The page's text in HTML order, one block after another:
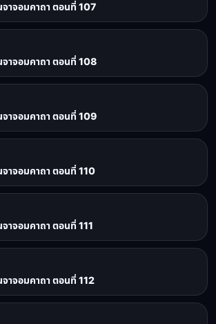
าจอมคาถา ตอนที่ 107
าจอมคาถา ตอนที่ 108
าจอมคาถา ตอนที่ 109
าจอมคาถา ตอนที่ 110
าจอมคาถา ตอนที่ 111
าจอมคาถา ตอนที่ 112